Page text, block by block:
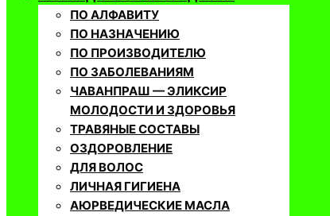
ПО АЛФАВИТУ
ПО НАЗНАЧЕНИЮ
ПО ПРОИЗВОДИТЕЛЮ
ПО ЗАБОЛЕВАНИЯМ
ЧАВАНПРАШ — ЭЛИКСИР
МОЛОДОСТИ И ЗДОРОВЬЯ
ТРАВЯНЫЕ СОСТАВЫ
ОЗДОРОВЛЕНИЕ
ДЛЯ ВОЛОС
ЛИЧНАЯ ГИГИЕНА
АЮРВЕДИЧЕСКИЕ МАСЛА